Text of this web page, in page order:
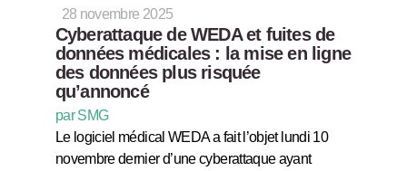
28 novembre 2025
Cyberattaque de WEDA et fuites de
données médicales : la mise en ligne
des données plus risquée
qu’annoncé
par SMG
Le logiciel médical WEDA a fait l’objet lundi 10
novembre dernier d’une cyberattaque ayant